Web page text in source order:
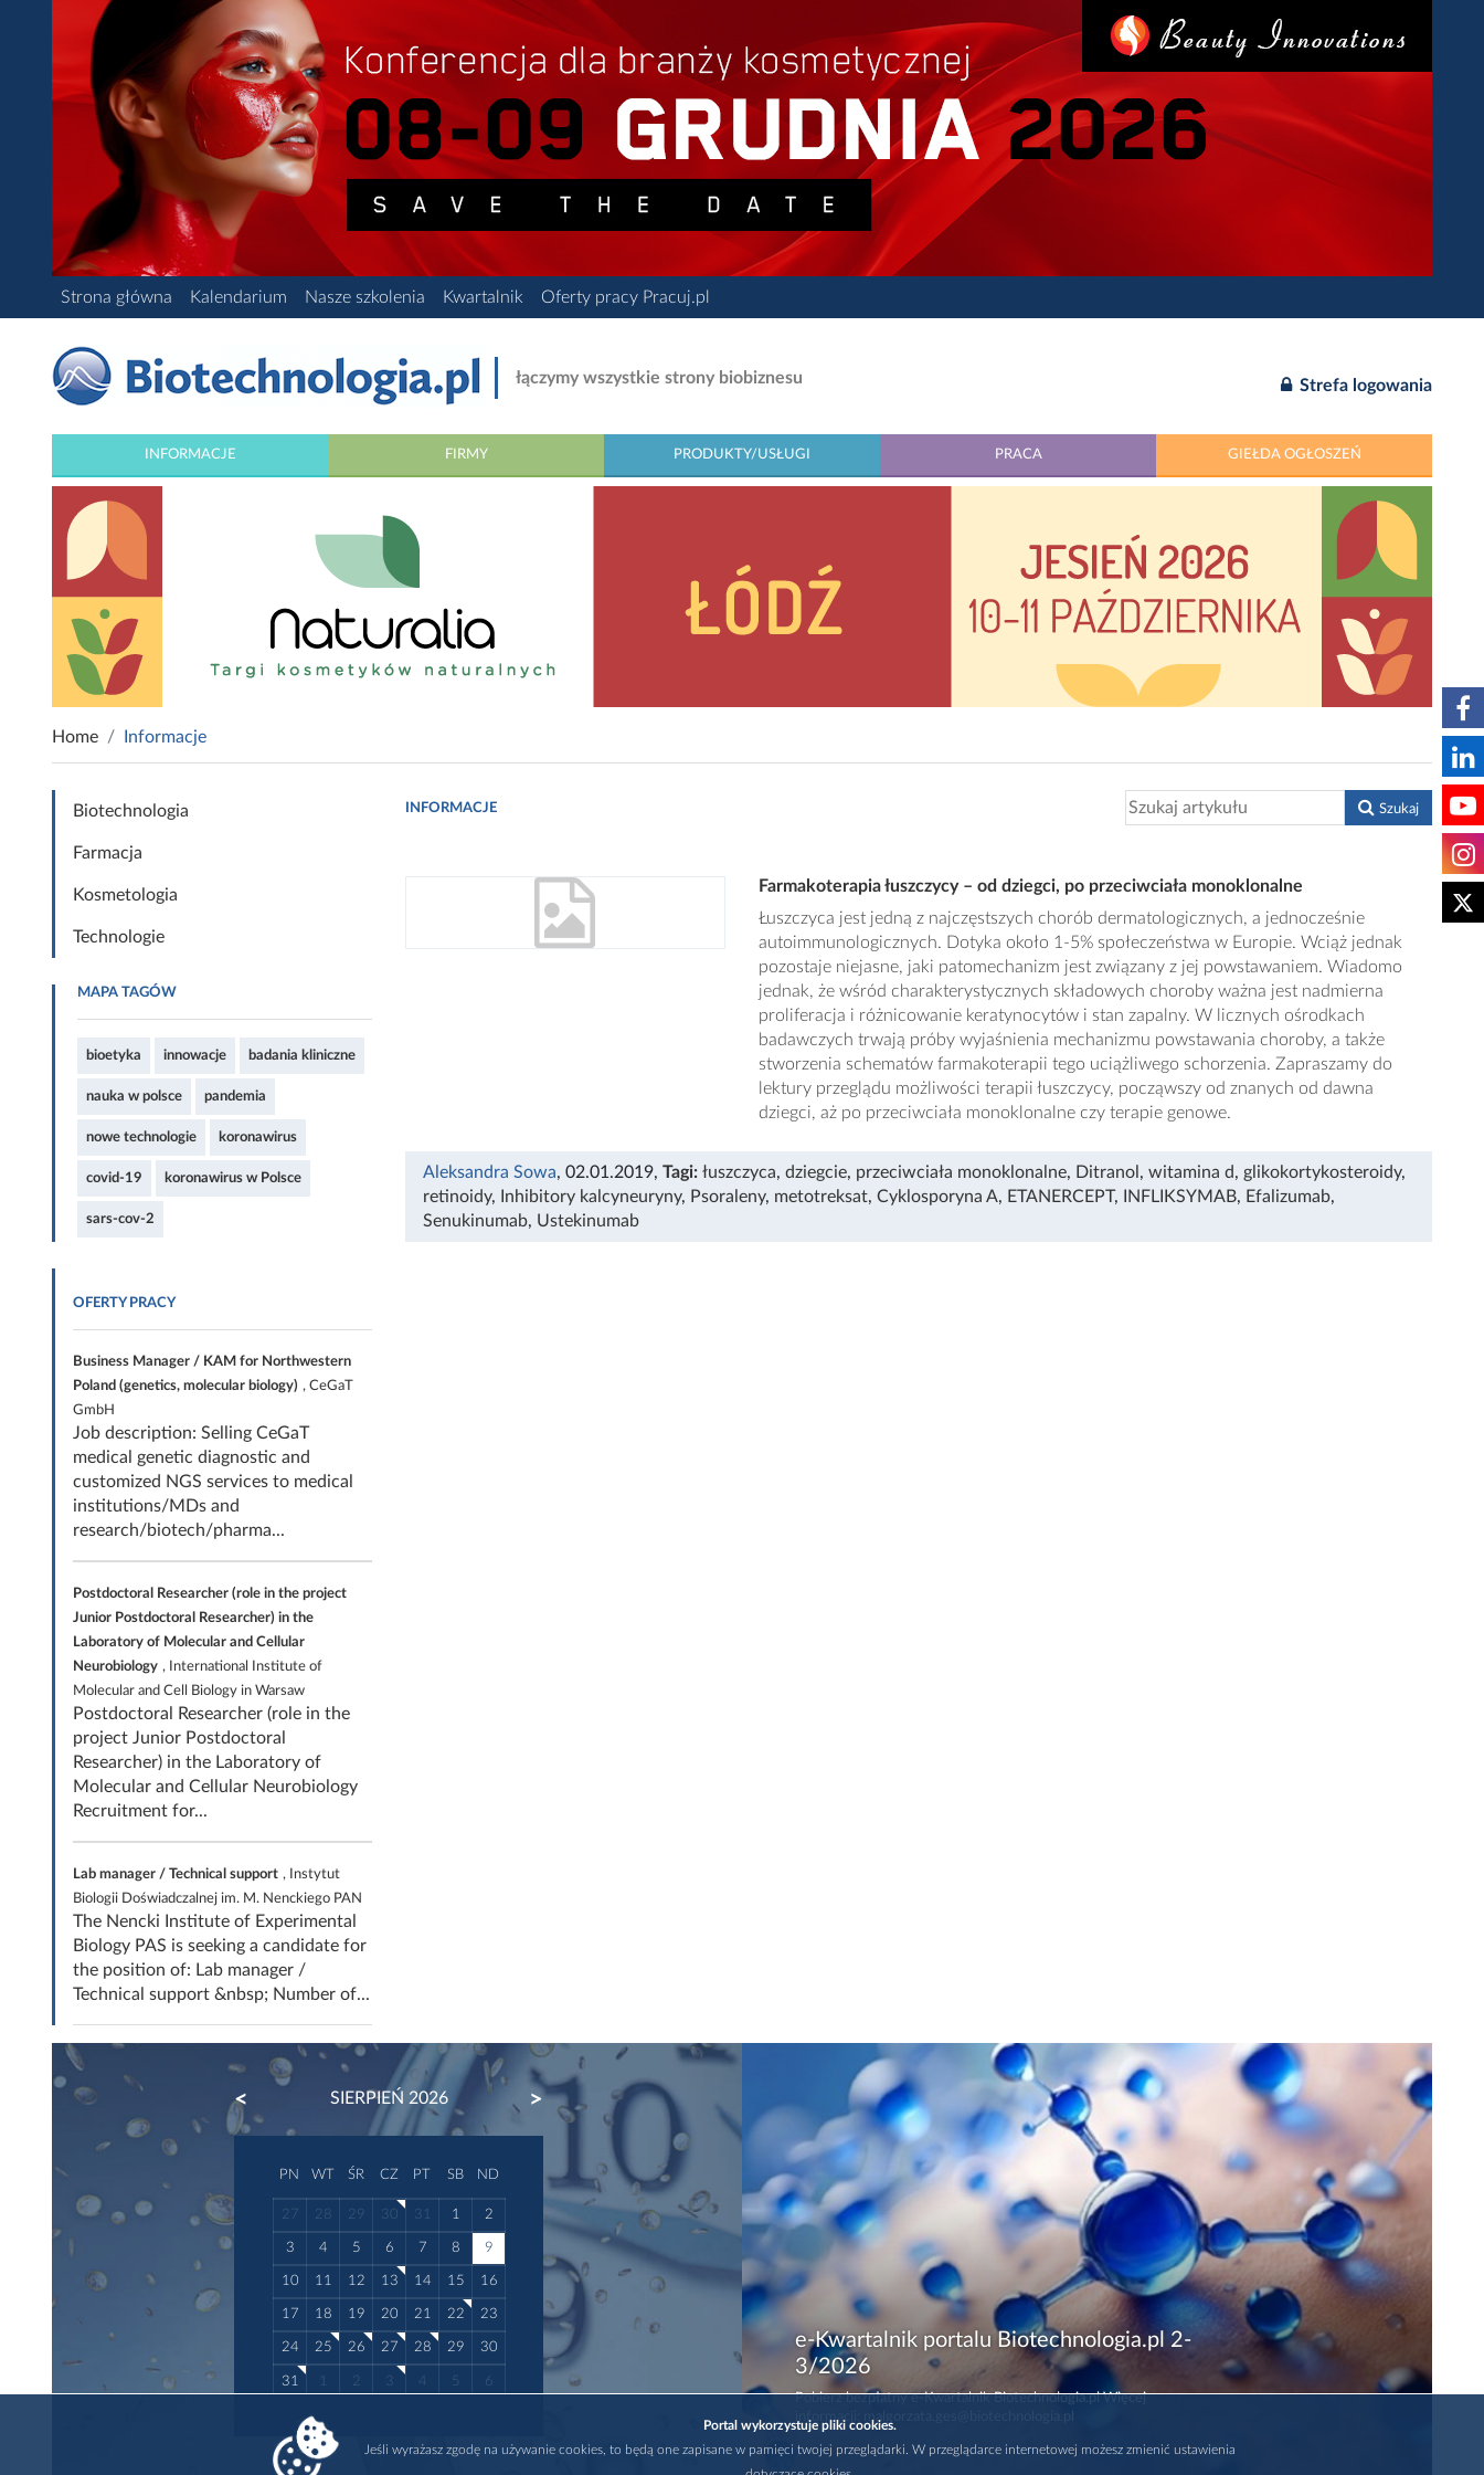
Strona główna Kalendarium Nasze szkolenia Kwartalnik Oferty pracy Pracuj.pl
łączymy wszystkie strony biobiznesu Strefa logowania
INFORMACJE FIRMY PRODUKTY/USŁUGI PRACA GIEŁDA OGŁOSZEŃ
Home Informacje
Biotechnologia
Farmacja
Kosmetologia
Technologie
MAPA TAGÓW
bioetyka innowacje badania kliniczne
nauka w polsce pandemia
nowe technologie koronawirus
covid-19 koronawirus w Polsce
sars-cov-2
OFERTY PRACY
Business Manager / KAM for Northwestern
Poland (genetics, molecular biology) , CeGaT
GmbH
Job description: Selling CeGaT
medical genetic diagnostic and
customized NGS services to medical
institutions/MDs and
research/biotech/pharma...
Postdoctoral Researcher (role in the project
Junior Postdoctoral Researcher) in the
Laboratory of Molecular and Cellular
Neurobiology , International Institute of
Molecular and Cell Biology in Warsaw
Postdoctoral Researcher (role in the
project Junior Postdoctoral
Researcher) in the Laboratory of
Molecular and Cellular Neurobiology
Recruitment for...
Lab manager / Technical support , Instytut
Biologii Doświadczalnej im. M. Nenckiego PAN
The Nencki Institute of Experimental
Biology PAS is seeking a candidate for
the position of: Lab manager /
Technical support &nbsp; Number of...
INFORMACJE Szukaj
Farmakoterapia łuszczycy – od dziegci, po przeciwciała monoklonalne
Łuszczyca jest jedną z najczęstszych chorób dermatologicznych, a jednocześnie
autoimmunologicznych. Dotyka około 1-5% społeczeństwa w Europie. Wciąż jednak
pozostaje niejasne, jaki patomechanizm jest związany z jej powstawaniem. Wiadomo
jednak, że wśród charakterystycznych składowych choroby ważna jest nadmierna
proliferacja i różnicowanie keratynocytów i stan zapalny. W licznych ośrodkach
badawczych trwają próby wyjaśnienia mechanizmu powstawania choroby, a także
stworzenia schematów farmakoterapii tego uciążliwego schorzenia. Zapraszamy do
lektury przeglądu możliwości terapii łuszczycy, począwszy od znanych od dawna
dziegci, aż po przeciwciała monoklonalne czy terapie genowe.
Aleksandra Sowa, 02.01.2019, Tagi: łuszczyca, dziegcie, przeciwciała monoklonalne, Ditranol , witamina d, glikokortykosteroidy,
retinoidy, Inhibitory kalcyneuryny, Psoraleny, metotreksat, Cyklosporyna A, ETANERCEPT, INFLIKSYMAB, Efalizumab,
Senukinumab, Ustekinumab
SIERPIEŃ 2026
PREVIOUS NEXT
PN WT ŚR CZ PT SB ND
27 28 29 30 31 1 2
3 4 5 6 7 8 9
10 11 12 13 14 15 16
17 18 19 20 21 22 23
24 25 26 27 28 29 30
31 1 2 3 4 5 6
e-Kwartalnik portalu Biotechnologia.pl 2-
3/2026
Pobierz bezpłatny e-Kwartalnik Biotechnologia.pl Więcej
informacji: malgorzata.ges@biotechnologia.pl
Portal wykorzystuje pliki cookies.
Jeśli wyrażasz zgodę na używanie cookies, to będą one zapisane w pamięci twojej przeglądarki. W przeglądarce internetowej możesz zmienić ustawienia